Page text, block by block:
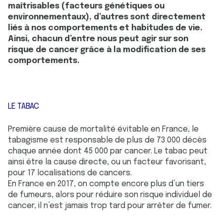
maîtrisables (facteurs génétiques ou
environnementaux), d’autres sont directement
liés à nos comportements et habitudes de vie.
Ainsi, chacun d’entre nous peut agir sur son
risque de cancer grâce à la modification de ses
comportements.
LE TABAC
Première cause de mortalité évitable en France, le
tabagisme est responsable de plus de 73 000 décès
chaque année dont 45 000 par cancer. Le tabac peut
ainsi être la cause directe, ou un facteur favorisant,
pour 17 localisations de cancers.
En France en 2017, on compte encore plus d’un tiers
de fumeurs, alors pour réduire son risque individuel de
cancer, il n’est jamais trop tard pour arrêter de fumer.